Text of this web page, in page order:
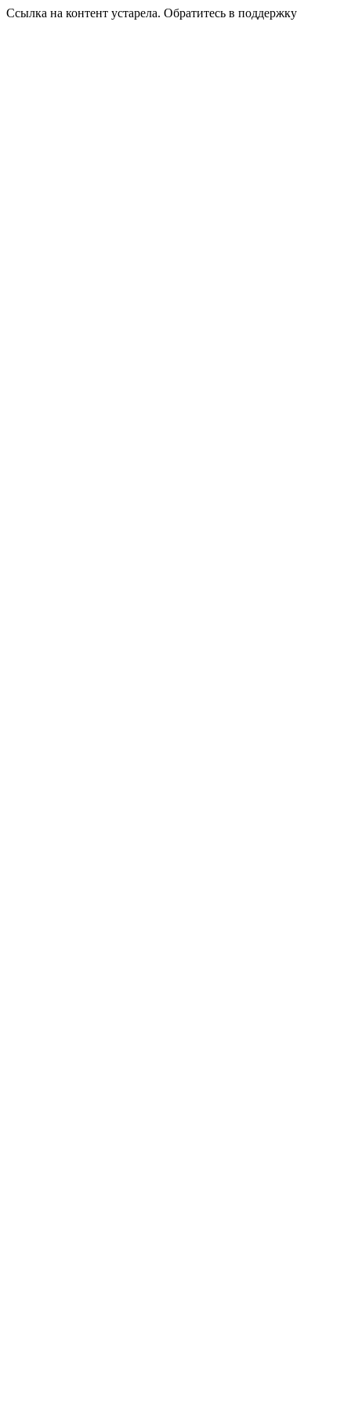
Ссылка на контент устарела. Обратитесь в поддержку